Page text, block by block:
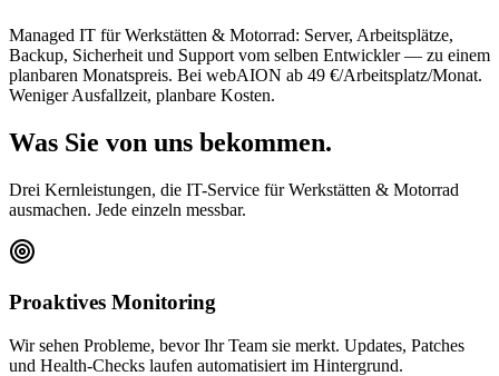
Managed IT für Werkstätten & Motorrad: Server, Arbeitsplätze,
Backup, Sicherheit und Support vom selben Entwickler — zu einem
planbaren Monatspreis. Bei webAION ab 49 €/Arbeitsplatz/Monat.
Weniger Ausfallzeit, planbare Kosten.
Was Sie von uns bekommen.
Drei Kernleistungen, die IT-Service für Werkstätten & Motorrad
ausmachen. Jede einzeln messbar.
Proaktives Monitoring
Wir sehen Probleme, bevor Ihr Team sie merkt. Updates, Patches
und Health-Checks laufen automatisiert im Hintergrund.